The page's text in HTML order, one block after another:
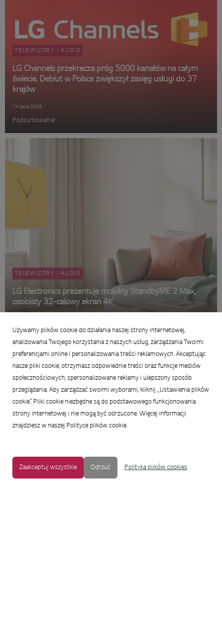
TELEWIZORY I AUDIO
LG Channels przekracza próg 5000 kanałów na całym
świecie. Debiut w Polsce zwiększył zasięg usługi do 37
krajów
14 lipca 2026
Podsumowanie:
TELEWIZORY I AUDIO
LG Electronics prezentuje mobilny StandbyME 2 Max,
osobisty 32-calowy ekran 4K
Podsumowanie
Używamy plików cookie do działania naszej strony internetowej,
analizowania Twojego korzystania z naszych usług, zarządzania Twoimi
preferencjami online i personalizowania treści reklamowych. Akceptując
nasze pliki cookie, otrzymasz odpowiednie treści oraz funkcje mediów
społecznościowych, spersonalizowane reklamy i ulepszony sposób
przeglądania. Aby zarządzać swoimi wyborami, kliknij „Ustawienia plików
cookie”. Pliki cookie niezbędne są do podstawowego funkcjonowania
strony internetowej i nie mogą być odrzucone. Więcej informacji
znajdziesz w naszej Polityce plików cookie.
Zaakceptuj wszystkie Odrzuć Polityka plików cookies